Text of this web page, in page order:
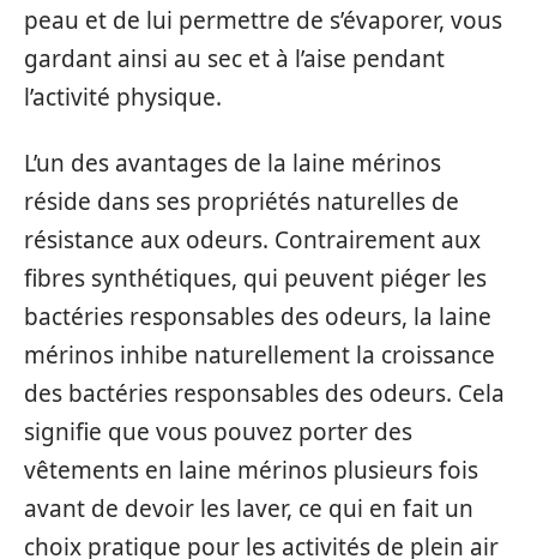
peau et de lui permettre de s’évaporer, vous
gardant ainsi au sec et à l’aise pendant
l’activité physique.
L’un des avantages de la laine mérinos
réside dans ses propriétés naturelles de
résistance aux odeurs. Contrairement aux
fibres synthétiques, qui peuvent piéger les
bactéries responsables des odeurs, la laine
mérinos inhibe naturellement la croissance
des bactéries responsables des odeurs. Cela
signifie que vous pouvez porter des
vêtements en laine mérinos plusieurs fois
avant de devoir les laver, ce qui en fait un
choix pratique pour les activités de plein air